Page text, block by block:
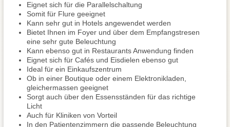
Eignet sich für die Parallelschaltung
Somit für Flure geeignet
Kann sehr gut in Hotels angewendet werden
Bietet Ihnen im Foyer und über dem Empfangstresen
eine sehr gute Beleuchtung
Kann ebenso gut in Restaurants Anwendung finden
Eignet sich für Cafés und Eisdielen ebenso gut
Ideal für ein Einkaufszentrum
Ob in einer Boutique oder einem Elektronikladen,
gleichermassen geeignet
Sorgt auch über den Essensständen für das richtige
Licht
Auch für Kliniken von Vorteil
In den Patientenzimmern die passende Beleuchtung